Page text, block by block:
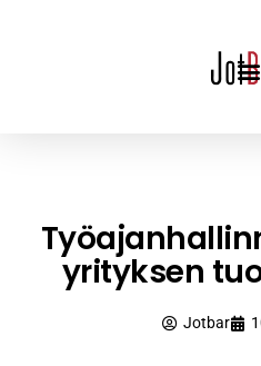
yrityksen
Jotbar